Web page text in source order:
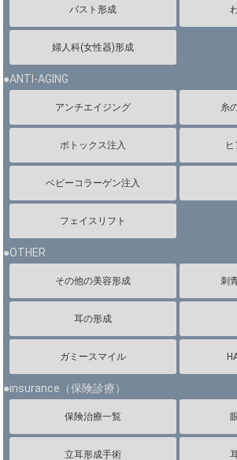
バスト形成
婦人科(女性器)形成
●ANTI-AGING
アンチエイジング 糸
ボトックス注入
ベビーコラーゲン注入
フェイスリフト
●OTHER
その他の美容形成 刺
耳の形成
ガミースマイル
●insurance（保険診療）
保険治療一覧
立耳形成手術